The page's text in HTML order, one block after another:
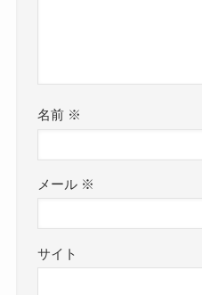
名前 ※
メール ※
サイト